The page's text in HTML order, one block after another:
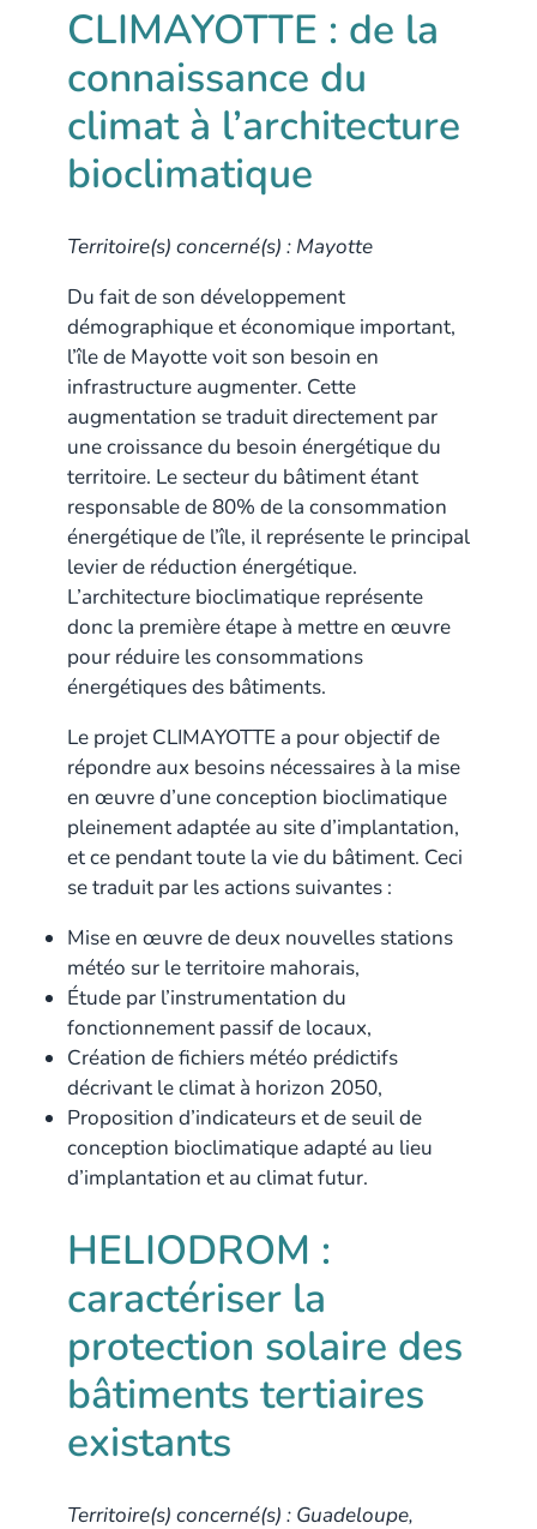
CLIMAYOTTE : de la
connaissance du
climat à l’architecture
bioclimatique
Territoire(s) concerné(s) : Mayotte
Du fait de son développement
démographique et économique important,
l’île de Mayotte voit son besoin en
infrastructure augmenter. Cette
augmentation se traduit directement par
une croissance du besoin énergétique du
territoire. Le secteur du bâtiment étant
responsable de 80% de la consommation
énergétique de l’île, il représente le principal
levier de réduction énergétique.
L’architecture bioclimatique représente
donc la première étape à mettre en œuvre
pour réduire les consommations
énergétiques des bâtiments.
Le projet CLIMAYOTTE a pour objectif de
répondre aux besoins nécessaires à la mise
en œuvre d’une conception bioclimatique
pleinement adaptée au site d’implantation,
et ce pendant toute la vie du bâtiment. Ceci
se traduit par les actions suivantes :
Mise en œuvre de deux nouvelles stations
météo sur le territoire mahorais,
Étude par l’instrumentation du
fonctionnement passif de locaux,
Création de fichiers météo prédictifs
décrivant le climat à horizon 2050,
Proposition d’indicateurs et de seuil de
conception bioclimatique adapté au lieu
d’implantation et au climat futur.
HELIODROM :
caractériser la
protection solaire des
bâtiments tertiaires
existants
Territoire(s) concerné(s) : Guadeloupe,